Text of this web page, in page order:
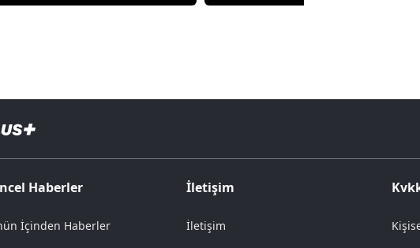
Haberler
İçinden Haberler
İletişim
İletişim